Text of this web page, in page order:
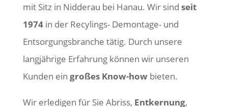
mit Sitz in Nidderau bei Hanau. Wir sind seit
1974in der Recylings- Demontage- und
Entsorgungsbranche tätig. Durch unsere
langjährige Erfahrung können wir unseren
Kunden ein großes Know-howbieten.
Wir erledigen für Sie Abriss, Entkernung,